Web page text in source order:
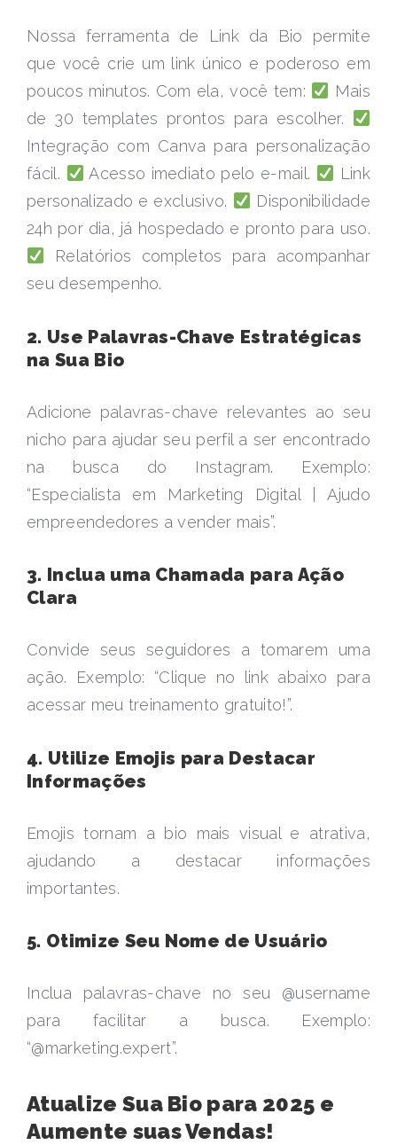
Nossa ferramenta de Link da Bio permite
que você crie um link único e poderoso em
poucos minutos. Com ela, você tem:
Mais
de 30 templates prontos para escolher.
Integração com Canva para personalização
fácil.
Acesso imediato pelo e-mail.
Link
personalizado e exclusivo.
Disponibilidade
24h por dia, já hospedado e pronto para uso.
Relatórios completos para acompanhar
seu desempenho.
2. Use Palavras-Chave Estratégicas
na Sua Bio
Adicione palavras-chave relevantes ao seu
nicho para ajudar seu perfil a ser encontrado
na busca do Instagram. Exemplo:
“Especialista em Marketing Digital | Ajudo
empreendedores a vender mais”.
3. Inclua uma Chamada para Ação
Clara
Convide seus seguidores a tomarem uma
ação. Exemplo: “Clique no link abaixo para
acessar meu treinamento gratuito!”.
4. Utilize Emojis para Destacar
Informações
Emojis tornam a bio mais visual e atrativa,
ajudando a destacar informações
importantes.
5. Otimize Seu Nome de Usuário
Inclua palavras-chave no seu @username
para facilitar a busca. Exemplo:
“@marketing.expert”.
Atualize Sua Bio para 2025 e
Aumente suas Vendas!